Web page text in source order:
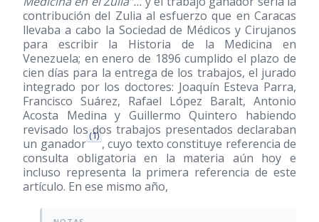
contribución del Zulia al esfuerzo que en Caracas
llevaba a cabo la Sociedad de Médicos y Cirujanos
para escribir la Historia de la Medicina en
Venezuela; en enero de 1896 cumplido el plazo de
cien días para la entrega de los trabajos, el jurado
integrado por los doctores: Joaquín Esteva Parra,
Francisco Suárez, Rafael López Baralt, Antonio
Acosta Medina y Guillermo Quintero habiendo
revisado los dos trabajos presentados declaraban
un ganador
(1)
, cuyo texto constituye referencia de
consulta obligatoria en la materia aún hoy e
incluso representa la primera referencia de este
artículo. En ese mismo año,